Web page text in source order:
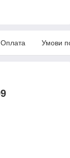
Оплата Умови